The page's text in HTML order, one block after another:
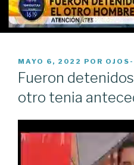
PUBLICADO
EL
MAYO 6, 2022 POR
Fueron
otro tenia